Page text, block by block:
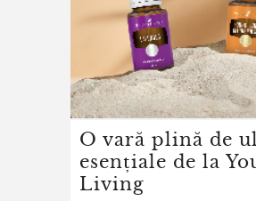
O vară plină de
esențiale de la
Living